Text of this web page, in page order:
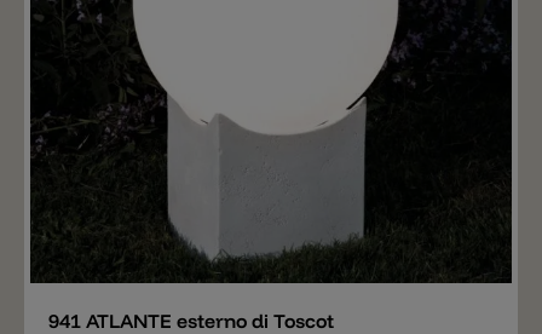
tempo di consegna indicato. Per domande siamo alla a
sua disposizione.
Aggiungere
941 ATLANTE esterno di Toscot